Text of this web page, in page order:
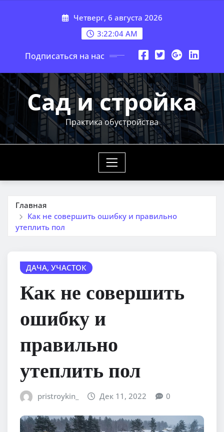
Четверг, 6 августа 2026
3:22:06 AM
Подписаться на нас
Сад и стройка
Практика обустройства
Главная
Как не совершить ошибку и правильно
утеплить пол
ДАЧА, УЧАСТОК
Как не совершить
ошибку и
правильно
утеплить пол
pristroykin_ Дек 11, 2022 0